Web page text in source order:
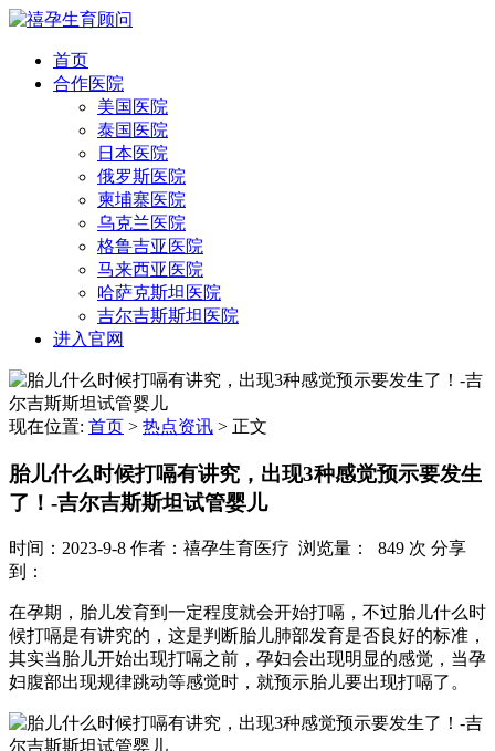
首页
合作医院
美国医院
泰国医院
日本医院
俄罗斯医院
柬埔寨医院
乌克兰医院
格鲁吉亚医院
马来西亚医院
哈萨克斯坦医院
吉尔吉斯斯坦医院
进入官网
现在位置: 首页 > 热点资讯 > 正文
胎儿什么时候打嗝有讲究，出现3种感觉预示要发生
了！-吉尔吉斯斯坦试管婴儿
时间：2023-9-8 作者：禧孕生育医疗 浏览量： 849 次 分享
到：
在孕期，胎儿发育到一定程度就会开始打嗝，不过胎儿什么时
候打嗝是有讲究的，这是判断胎儿肺部发育是否良好的标准，
其实当胎儿开始出现打嗝之前，孕妇会出现明显的感觉，当孕
妇腹部出现规律跳动等感觉时，就预示胎儿要出现打嗝了。